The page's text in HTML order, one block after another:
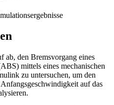
ab, den Bremsvorgang eines
mittels eines mechanischen
zu untersuchen, um den
auf das